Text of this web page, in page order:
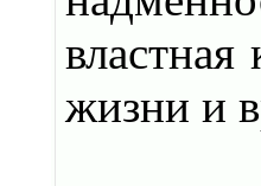
властная
жизни и